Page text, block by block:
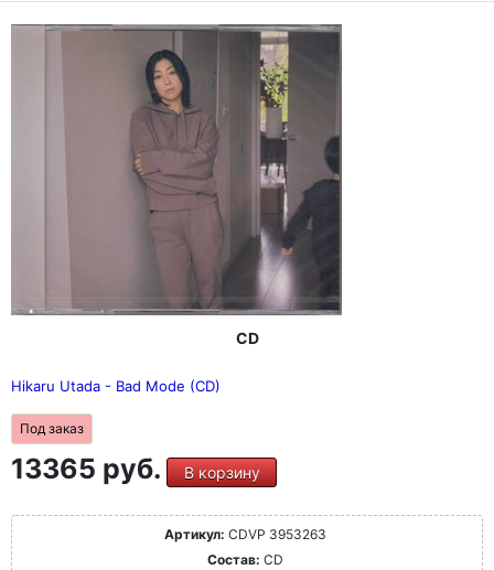
CD
Hikaru Utada - Bad Mode (CD)
Под заказ
13365 руб. В корзину
Артикул: CDVP 3953263
Состав: CD